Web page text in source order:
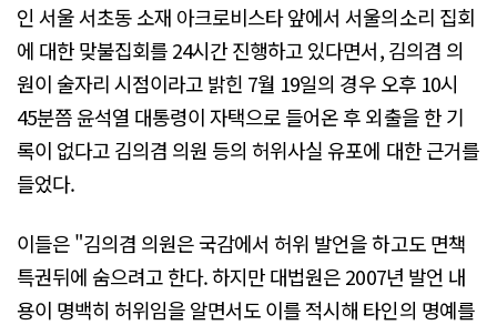
인 서울 서초동 소재 아크로비스타 앞에서 서울의소리 집회
에 대한 맞불집회를 24시간 진행하고 있다면서, 김의겸 의
원이 술자리 시점이라고 밝힌 7월 19일의 경우 오후 10시
45분쯤 윤석열 대통령이 자택으로 들어온 후 외출을 한 기
록이 없다고 김의겸 의원 등의 허위사실 유포에 대한 근거를
들었다.
이들은 "김의겸 의원은 국감에서 허위 발언을 하고도 면책
특권뒤에 숨으려고 한다. 하지만 대법원은 2007년 발언 내
용이 명백히 허위임을 알면서도 이를 적시해 타인의 명예를